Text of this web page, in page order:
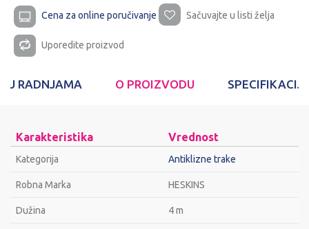
Cena za online poručivanje Sačuvajte u listi želja
Uporedite proizvod
U RADNJAMA O PROIZVODU
Karakteristika Vrednost
Kategorija Antiklizne trake
Robna Marka HESKINS
Dužina 4 m